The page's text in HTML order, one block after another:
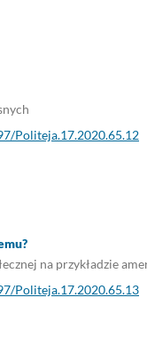
Politeja.17.2020.65.12
na przykładzie
Politeja.17.2020.65.13